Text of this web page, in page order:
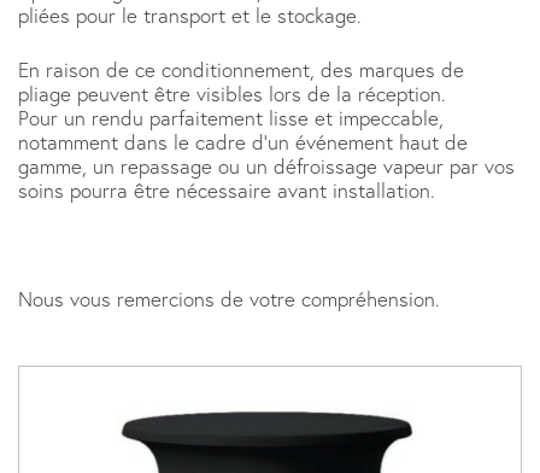
pliées pour le transport et le stockage.
En raison de ce conditionnement, des marques de
pliage peuvent être visibles lors de la réception.
Pour un rendu parfaitement lisse et impeccable,
notamment dans le cadre d’un événement haut de
gamme, un repassage ou un défroissage vapeur par vos
soins pourra être nécessaire avant installation.
Nous vous remercions de votre compréhension.